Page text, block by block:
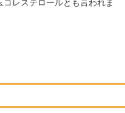
レステロールとも言われま